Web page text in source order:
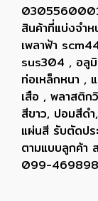
สินค้าที่แบ่งจำ
เพลาฟ้า
sus304 , อลู
ท่อเหล็กหนา ,
เสือ , พลาสติก
สีขาว, ปอมสีด
แผ่นสี รับตัดปร
ตามแบบลูกค้า
099-